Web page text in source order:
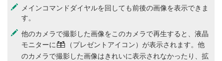
メインコマンドダイヤルを回しても前後の画像を表示できま
す。
他のカメラで撮影した画像をこのカメラで再生すると、液晶
モニターにm （プレゼントアイコン）が表示されます。他
のカメラで撮影した画像はきれいに表示されなかったり、拡